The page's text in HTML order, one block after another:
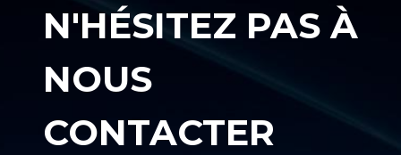
N'HÉSITEZ PAS À
NOUS
CONTACTER